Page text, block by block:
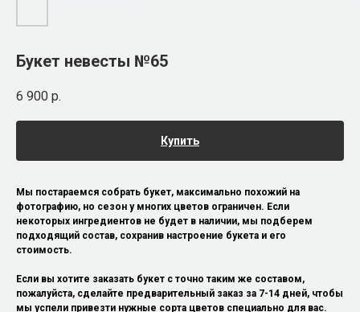
Букет невесты №65
6 900 р.
Купить
Мы постараемся собрать букет, максимально похожий на
фотографию, но сезон у многих цветов ограничен. Если
некоторых ингредиентов не будет в наличии, мы подберем
подходящий состав, сохранив настроение букета и его
стоимость.
Если вы хотите заказать букет с точно таким же составом,
пожалуйста, сделайте предварительный заказ за 7-14 дней, чтобы
мы успели привезти нужные сорта цветов специально для вас.